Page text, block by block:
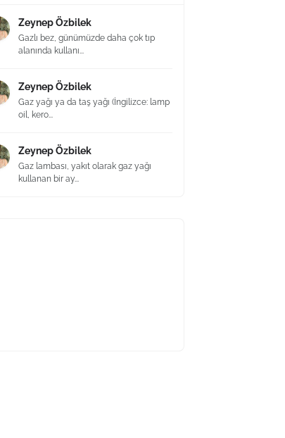
Zeynep Özbilek
Gazlı bez, günümüzde daha çok tıp
alanında kullanı...
Zeynep Özbilek
Gaz yağı ya da taş yağı (İngilizce: lamp
oil, kero...
Zeynep Özbilek
Gaz lambası, yakıt olarak gaz yağı
kullanan bir ay...